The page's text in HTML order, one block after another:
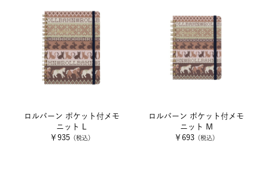
ロルバーン ポケット付メモ
ニット L
￥935（税込）
ロルバーン ポケット付メモ
ニット M
￥693 （税込）